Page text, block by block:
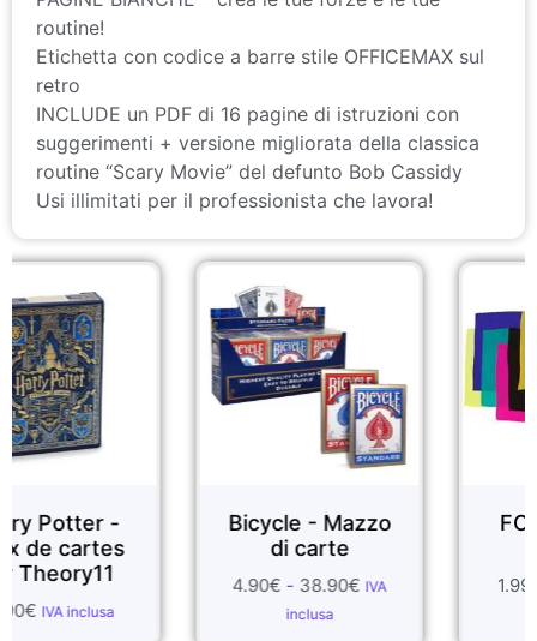
routine!
Etichetta con codice a barre stile OFFICEMAX sul
INCLUDE un PDF di 16 pagine di istruzioni con
suggerimenti + versione migliorata della classica
routine “Scary Movie” del defunto Bob Cassidy
Usi illimitati per il professionista che lavora!
Bicycle - Mazzo
4.90 €
FOULARDS DI